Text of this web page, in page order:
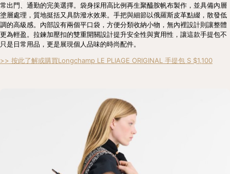
常出門、通勤的完美選擇。袋身採用高比例再生聚醯胺帆布製作，並具備內層
塗層處理，質地挺括又具防潑水效果。手把與細節以俄羅斯皮革點綴，散發低
調的高級感。內部設有兩個平口袋，方便分類收納小物，無內裡設計則讓整體
更為輕盈。拉鍊加壓扣的雙重開關設計提升安全性與實用性，讓這款手提包不
只是日常用品，更是展現個人品味的時尚配件。
>> 按此了解或購買Longchamp LE PLIAGE ORIGINAL 手提包 S $1,100